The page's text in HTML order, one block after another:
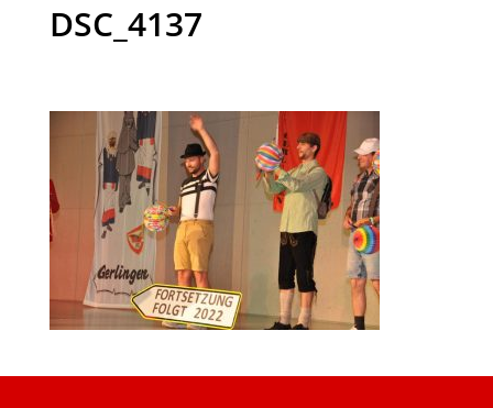
DSC_4137